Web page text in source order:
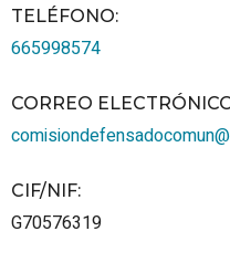
TELÉFONO:
665998574
CORREO
CIF/NIF:
G70576319